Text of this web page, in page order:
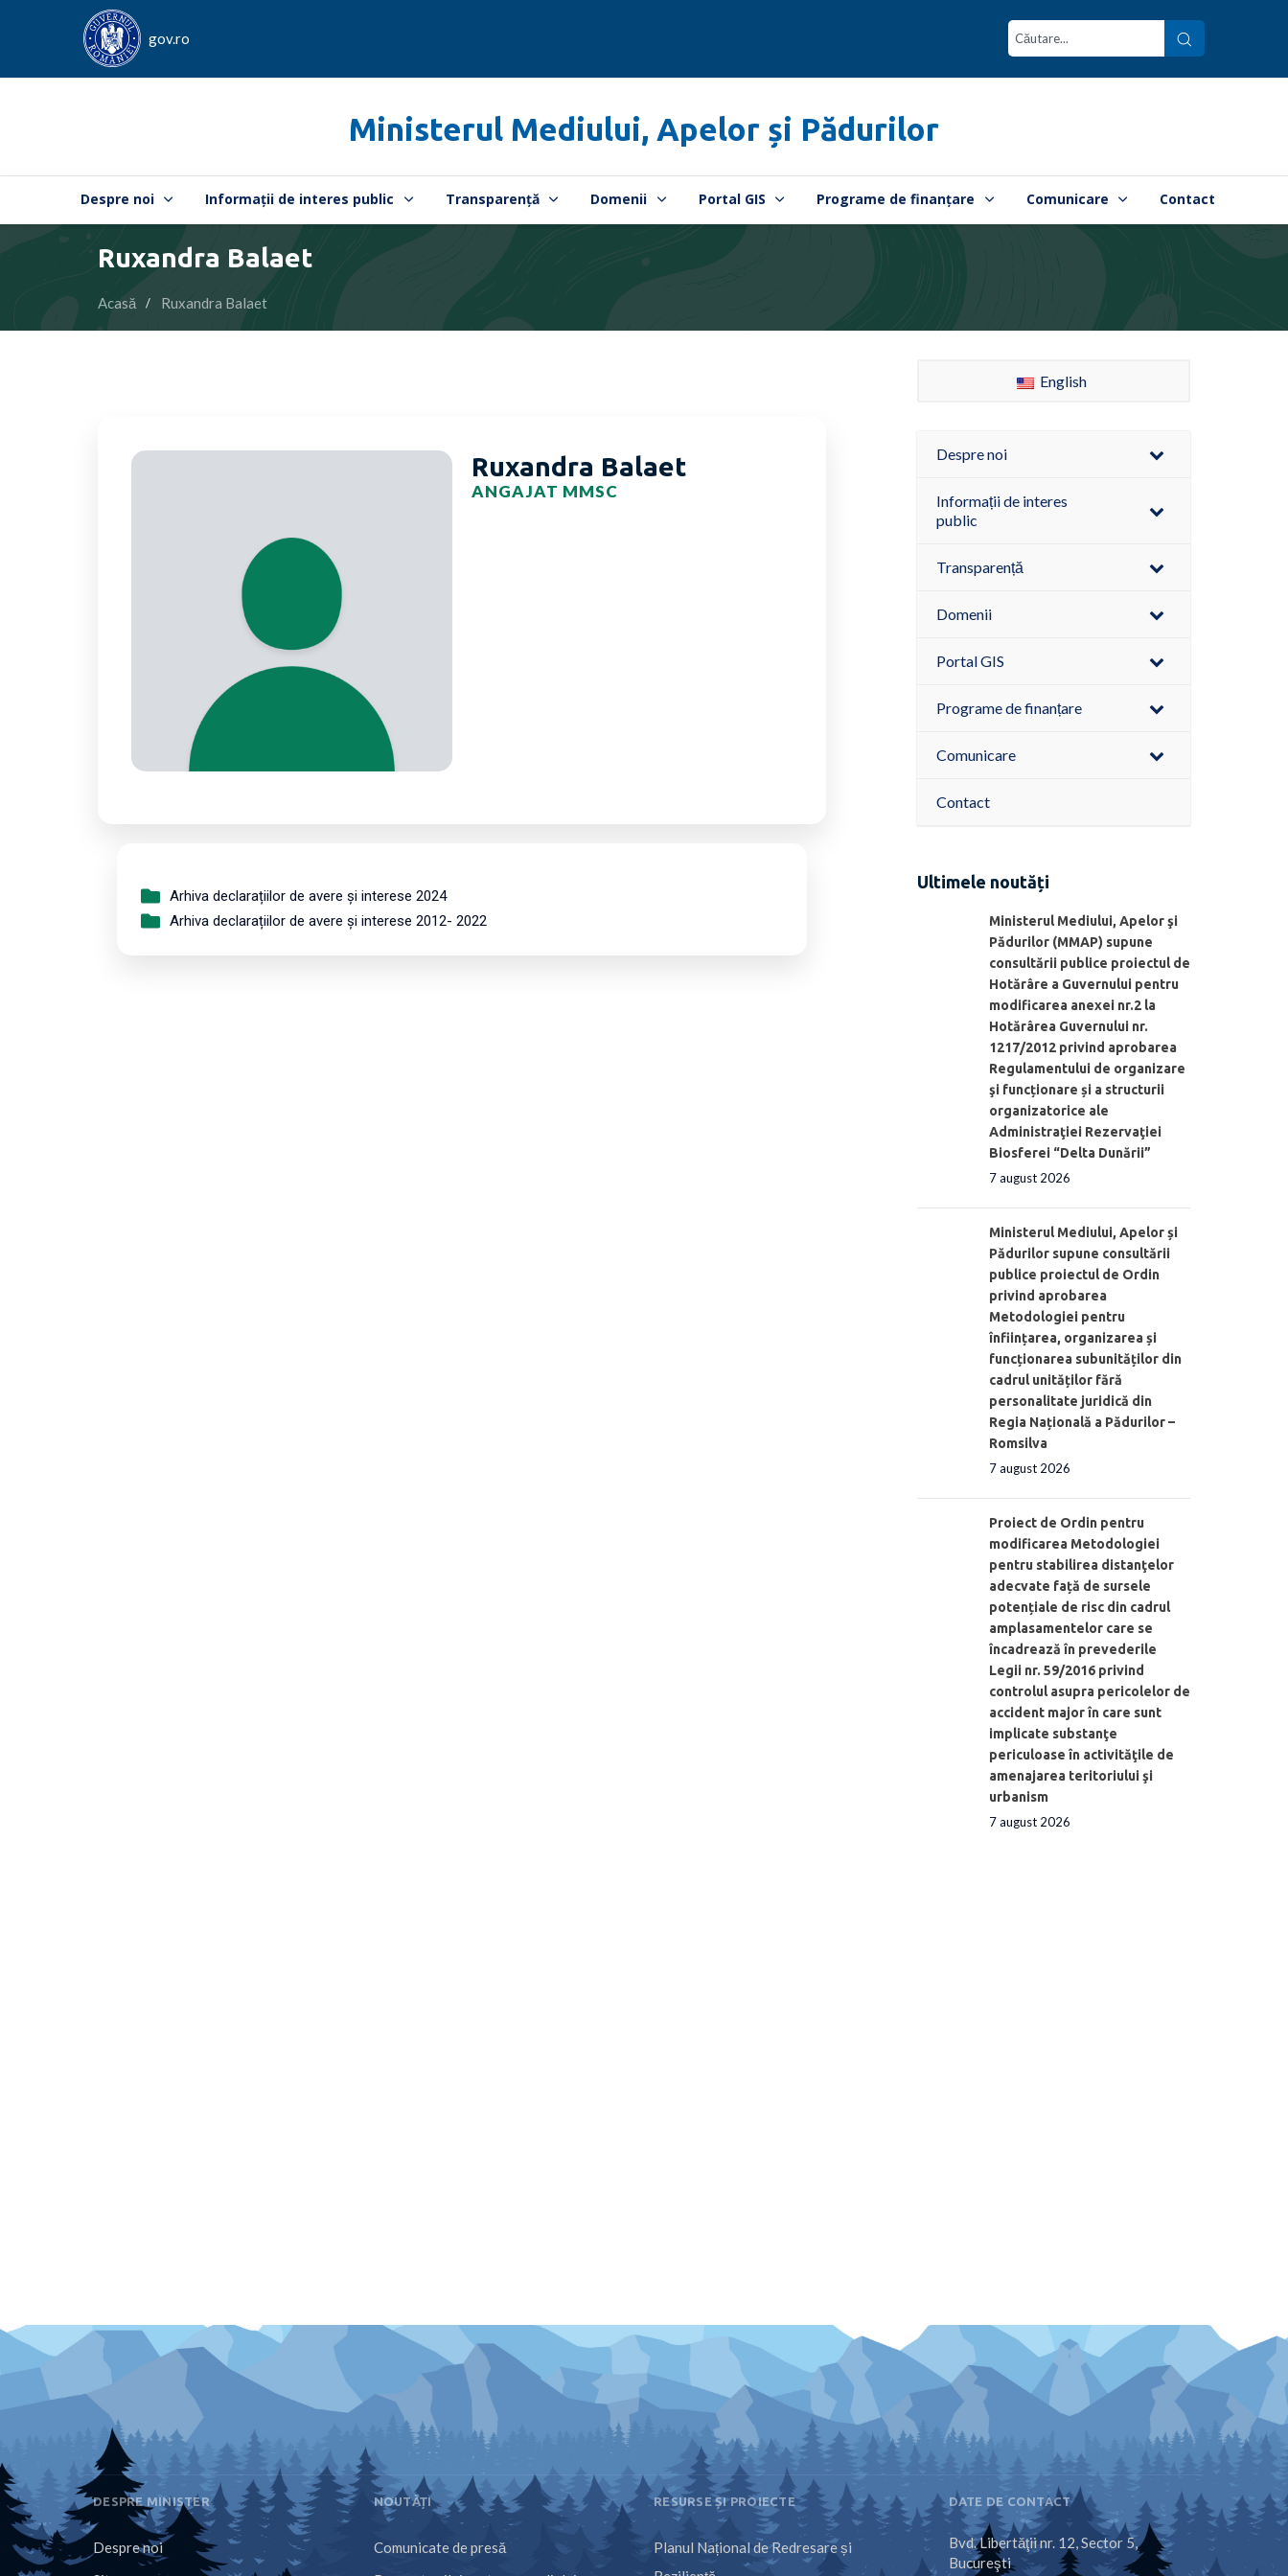
gov.ro
Ministerul Mediului, Apelor și Pădurilor
Despre noi Informații de interes public Transparență Domenii Portal GIS Programe de finanțare Comunicare Contact
Ruxandra Balaet
Acasă Ruxandra Balaet
Ruxandra Balaet
ANGAJAT MMSC
Arhiva declarațiilor de avere și interese 2024
Arhiva declarațiilor de avere și interese 2012- 2022
English
Despre noi
Informații de interes
public
Transparență
Domenii
Portal GIS
Programe de finanțare
Comunicare
Contact
Ultimele noutăți
Ministerul Mediului, Apelor şi
Pădurilor (MMAP) supune
consultării publice proiectul de
Hotărâre a Guvernului pentru
modificarea anexei nr.2 la
Hotărârea Guvernului nr.
1217/2012 privind aprobarea
Regulamentului de organizare
şi funcționare și a structurii
organizatorice ale
Administraţiei Rezervaţiei
Biosferei “Delta Dunării”
7 august 2026
Ministerul Mediului, Apelor și
Pădurilor supune consultării
publice proiectul de Ordin
privind aprobarea
Metodologiei pentru
înființarea, organizarea și
funcționarea subunităților din
cadrul unităților fără
personalitate juridică din
Regia Națională a Pădurilor –
Romsilva
7 august 2026
Proiect de Ordin pentru
modificarea Metodologiei
pentru stabilirea distanţelor
adecvate față de sursele
potențiale de risc din cadrul
amplasamentelor care se
încadrează în prevederile
Legii nr. 59/2016 privind
controlul asupra pericolelor de
accident major în care sunt
implicate substanţe
periculoase în activităţile de
amenajarea teritoriului şi
urbanism
7 august 2026
DESPRE MINISTER
Despre noi
NOUTĂȚI
Comunicate de presă
RESURSE ȘI PROIECTE
Planul Național de Redresare și
DATE DE CONTACT
Bvd. Libertăţii nr. 12, Sector 5,
Bucureşti